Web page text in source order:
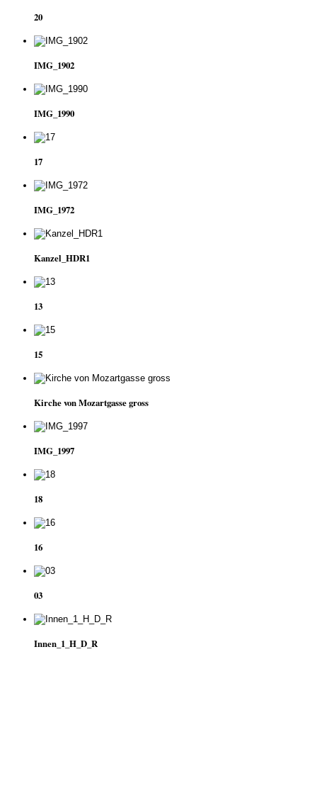
20
IMG_1902
IMG_1990
17
IMG_1972
Kanzel_HDR1
13
15
Kirche von Mozartgasse gross
IMG_1997
18
16
03
Innen_1_H_D_R